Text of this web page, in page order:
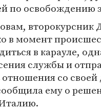
по освобождению
второкурсник
в момент
в карауле,
службы и
отношения со
ему о